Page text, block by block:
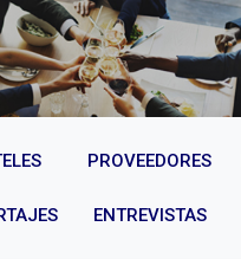
PROVEEDORES
ENTREVISTAS